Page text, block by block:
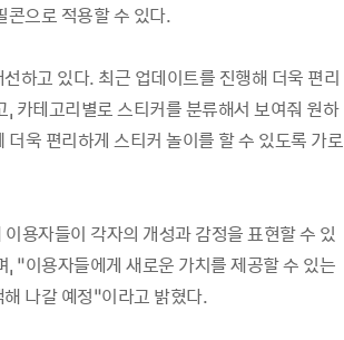
콘으로 적용할 수 있다.
하고 있다. 최근 업데이트를 진행해 더욱 편리
카테고리별로 스티커를 분류해서 보여줘 원하
욱 편리하게 스티커 놀이를 할 수 있도록 가로
용자들이 각자의 개성과 감정을 표현할 수 있
“이용자들에게 새로운 가치를 제공할 수 있는
나갈 예정”이라고 밝혔다.